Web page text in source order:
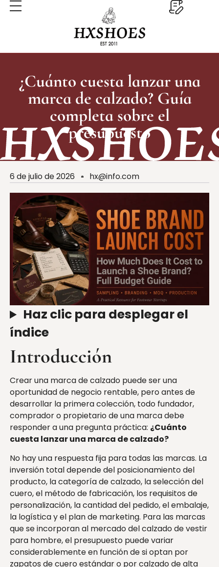
¿Cuánto cuesta lanzar una
marca de calzado? Guía
completa sobre el
presupuesto
6 de julio de 2026 hx@info.com
Haz clic para desplegar el
índice
Introducción
Crear una marca de calzado puede ser una
oportunidad de negocio rentable, pero antes de
desarrollar la primera colección, todo fundador,
comprador o propietario de una marca debe
responder a una pregunta práctica: ¿Cuánto
cuesta lanzar una marca de calzado?
No hay una respuesta fija para todas las marcas. La
inversión total depende del posicionamiento del
producto, la categoría de calzado, la selección del
cuero, el método de fabricación, los requisitos de
personalización, la cantidad del pedido, el embalaje,
la logística y el plan de marketing. Para las marcas
que se incorporan al mercado del calzado de vestir
para hombre, el presupuesto puede variar
considerablemente en función de si optan por
zapatos de cuero estándar o por calzado de alta